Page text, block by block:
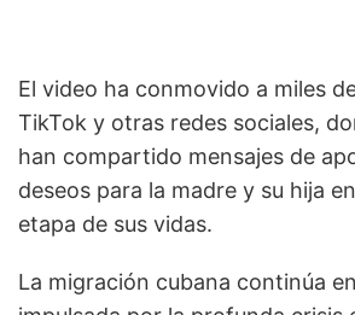
El video ha conmovido a miles
TikTok y otras redes sociales,
han compartido mensajes de
deseos para la madre y su hija
etapa de sus vidas.
La migración cubana continúa